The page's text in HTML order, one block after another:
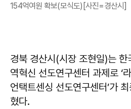
154억여원 확보(모식도)[사진=경산시]
경북 경산시(시장 조현일)는 한
역혁신 선도연구센터 과제로 ‘
언택트센싱 선도연구센터’가
혔다.